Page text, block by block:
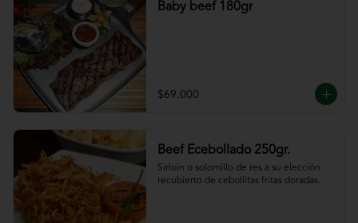
Baby beef 180gr
$69.000
Beef Ecebollado 250gr.
Sirloin o solomillo de res a su elección
recubierto de cebollitas fritas doradas.